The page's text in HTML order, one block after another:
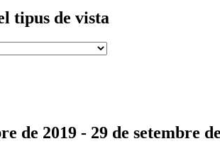
tipus de vista
de 2019 - 29 de setembre